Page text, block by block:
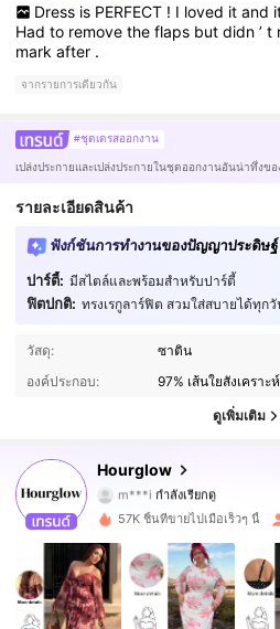
Dress is PERFECT ! I loved it and
Hadto removetheflaps butdidn’t
markafter .
จากรายการเดียวกัน
#ชุดเดรสออกงาน
เปล่งประกายและเปล่งประกายในชุดออกงานอันน่าทึ่งขอ
รายละเอียดสินค้า
ฟังก์ชันการทำงานของปัญญาประดิษฐ์
ปาร์ตี้: มีสไตล์และพร้อมสำหรับปาร์ตี้
ฟิตปกติ: ทรงเรกูลาร์ฟิต สวมใส่สบายได้ทุกวั
วัสดุ:
ซาติน
องค์ประกอบ:
97% เส้นใยสังเครา
ดูเพิ่มเติม
Hourglow
23K ผู้ติดตาม
m***iกำลังเรียกดู
4.78
23K ผู้ติดตาม
4.78 23K ผู้ติดตาม
4.78 23K ผู้ติดตาม
57K ชิ้นที่ขายไปเมื่อเร็วๆ นี้